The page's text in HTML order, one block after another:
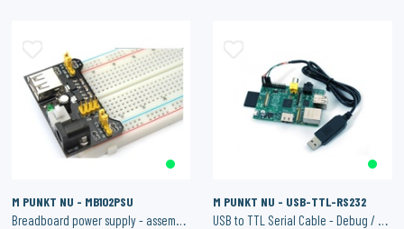
M PUNKT NU - MB102PSU
Breadboard power supply - assembled 3,3V/5V output
M PUNKT NU - USB-TTL-RS232
USB to TTL Serial Cable - Debug / Console Cable